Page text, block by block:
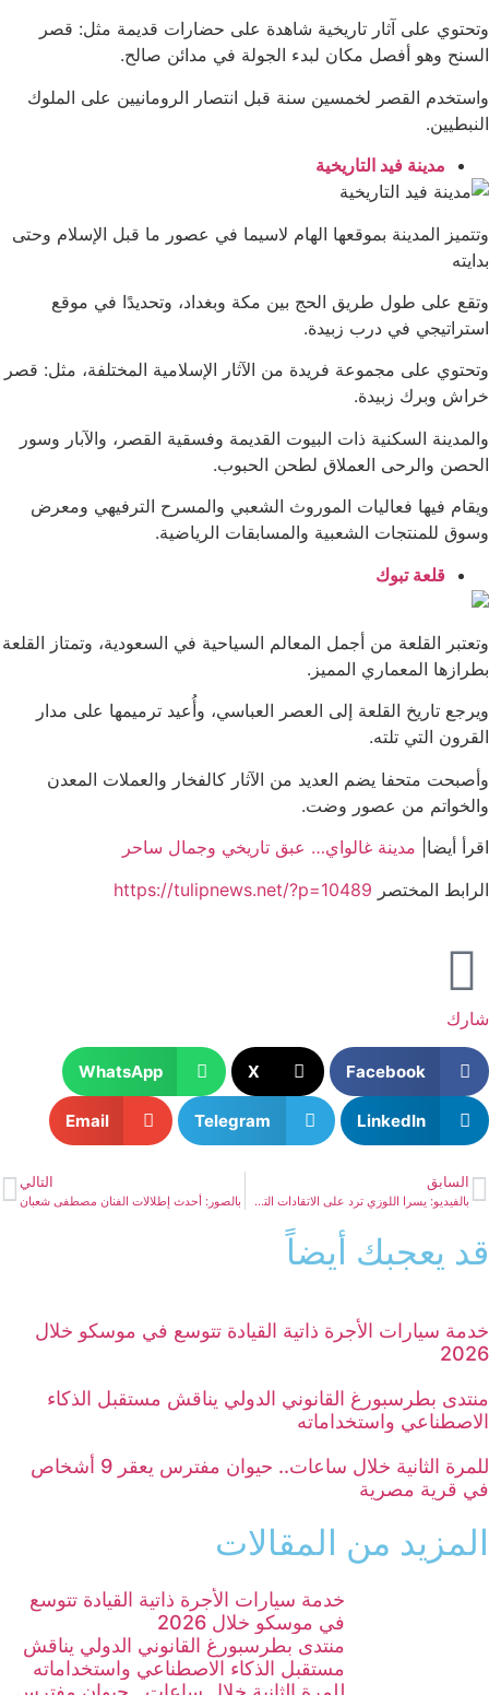
وتحتوي على آثار تاريخية شاهدة على حضارات قديمة مثل: قصر
السنح وهو أفصل مكان لبدء الجولة في مدائن صالح.
واستخدم القصر لخمسين سنة قبل انتصار الرومانيين على الملوك
النبطيين.
مدينة فيد التاريخية
وتتميز المدينة بموقعها الهام لاسيما في عصور ما قبل الإسلام وحتى
بدايته
وتقع على طول طريق الحج بين مكة وبغداد، وتحديدًا في موقع
استراتيجي في درب زبيدة.
وتحتوي على مجموعة فريدة من الآثار الإسلامية المختلفة، مثل: قصر
خراش وبرك زبيدة.
والمدينة السكنية ذات البيوت القديمة وفسقية القصر، والآبار وسور
الحصن والرحى العملاق لطحن الحبوب.
ويقام فيها فعاليات الموروث الشعبي والمسرح الترفيهي ومعرض
وسوق للمنتجات الشعبية والمسابقات الرياضية.
قلعة تبوك
وتعتبر القلعة من أجمل المعالم السياحية في السعودية، وتمتاز القلعة
بطرازها المعماري المميز.
ويرجع تاريخ القلعة إلى العصر العباسي، وأُعيد ترميمها على مدار
القرون التي تلته.
وأصبحت متحفا يضم العديد من الآثار كالفخار والعملات المعدن
والخواتم من عصور وضت.
اقرأ أيضا| مدينة غالواي… عبق تاريخي وجمال ساحر
الرابط المختصر https://tulipnews.net/?p=10489
شارك
Facebook
X
WhatsApp
LinkedIn
Telegram
Email
السابق
بالفيديو: يسرا اللوزي ترد على الاتقادات التي وجهت لها
التالي
بالصور: أحدث إطلالات الفنان مصطفى شعبان
قد يعجبك أيضاً
خدمة سيارات الأجرة ذاتية القيادة تتوسع في موسكو خلال
2026
منتدى بطرسبورغ القانوني الدولي يناقش مستقبل الذكاء
الاصطناعي واستخداماته
للمرة الثانية خلال ساعات.. حيوان مفترس يعقر 9 أشخاص
في قرية مصرية
المزيد من المقالات
خدمة سيارات الأجرة ذاتية القيادة تتوسع
في موسكو خلال 2026
منتدى بطرسبورغ القانوني الدولي يناقش
مستقبل الذكاء الاصطناعي واستخداماته